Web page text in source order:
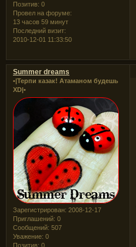
Позитив: 0
Провел на форуме:
13 часов 59 минут
Последний визит:
2010-12-01 11:33:50
Summer dreams
•|Терпи казак! Атаманом будешь
XD|•
Зарегистрирован: 2008-12-17
Приглашений: 0
Сообщений: 507
Уважение: 0
Позитив: 0